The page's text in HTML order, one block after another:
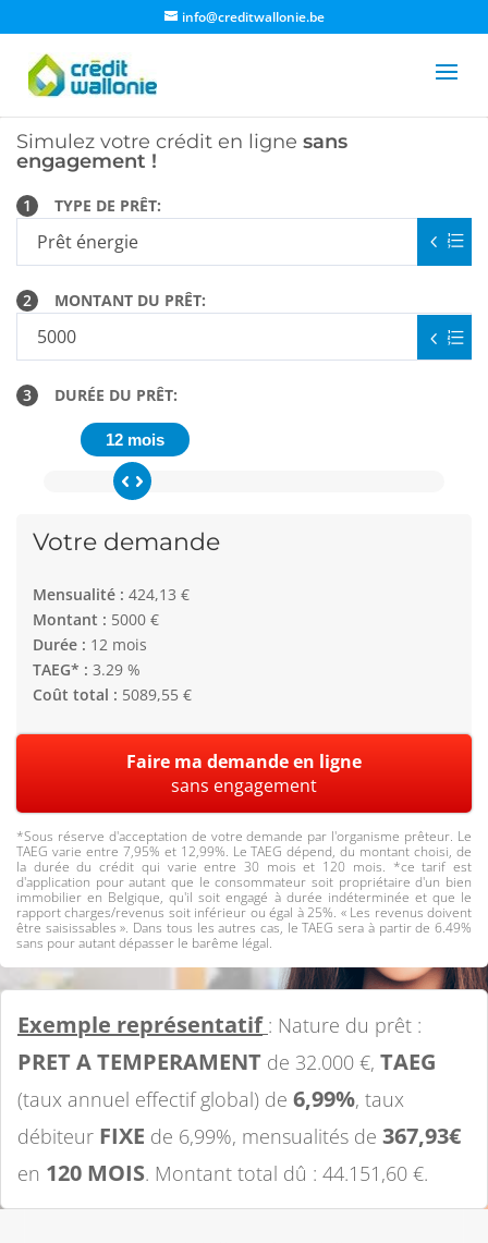
info@creditwallonie.be
Simulez votre crédit en ligne sans
engagement !
1 TYPE DE PRÊT:
2 MONTANT DU PRÊT:
3 DURÉE DU PRÊT:
12 mois
Votre demande
Mensualité : 424,13 €
Montant : 5000 €
Durée : 12 mois
TAEG* : 3.29 %
Coût total : 5089,55 €
Faire ma demande en ligne
sans engagement
*Sous réserve d'acceptation de votre demande par l'organisme prêteur. Le
TAEG varie entre 7,95% et 12,99%. Le TAEG dépend, du montant choisi, de
la durée du crédit qui varie entre 30 mois et 120 mois. *ce tarif est
d'application pour autant que le consommateur soit propriétaire d'un bien
immobilier en Belgique, qu'il soit engagé à durée indéterminée et que le
rapport charges/revenus soit inférieur ou égal à 25%. « Les revenus doivent
être saisissables ». Dans tous les autres cas, le TAEG sera à partir de 6.49%
sans pour autant dépasser le barême légal.
Exemple représentatif : Nature du prêt :
PRET A TEMPERAMENT de 32.000 €, TAEG
(taux annuel effectif global) de 6,99%, taux
débiteur FIXE de 6,99%, mensualités de 367,93€
en 120 MOIS. Montant total dû : 44.151,60 €.